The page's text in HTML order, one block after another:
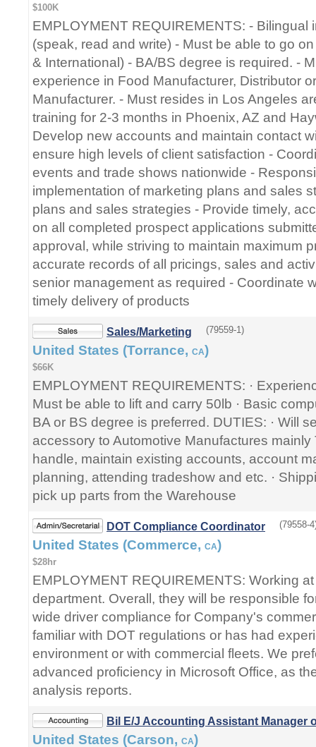
$100K
EMPLOYMENT REQUIREMENTS: - Bilingual
(speak, read and write) - Must be able to go
& International) - BA/BS degree is required. -
experience in Food Manufacturer, Distributor
Manufacturer. - Must resides in Los Angeles
training for 2-3 months in Phoenix, AZ and
Develop new accounts and maintain contact
ensure high levels of client satisfaction -
events and trade shows nationwide -
implementation of marketing plans and sales
plans and sales strategies - Provide timely,
on all completed prospect applications
approval, while striving to maintain maximum
accurate records of all pricings, sales and
senior management as required - Coordinate
timely delivery of products
Sales/Marketing (79559-1)
United States (Torrance, CA)
$66K
EMPLOYMENT REQUIREMENTS: ·
Must be able to lift and carry 50lb · Basic
BA or BS degree is preferred. DUTIES: · Will
accessory to Automotive Manufactures mainly
handle, maintain existing accounts, account
planning, attending tradeshow and etc. ·
pick up parts from the Warehouse
DOT Compliance Coordinator (79558-
United States (Commerce, CA)
$28hr
EMPLOYMENT REQUIREMENTS: Working
department. Overall, they will be responsible
wide driver compliance for Company's
familiar with DOT regulations or has had
environment or with commercial fleets. We
advanced proficiency in Microsoft Office, as
analysis reports.
Bil E/J Accounting Assistant Manager
United States (Carson, CA)